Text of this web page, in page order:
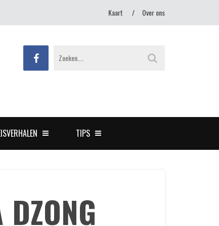
Kaart Over ons
TIPS